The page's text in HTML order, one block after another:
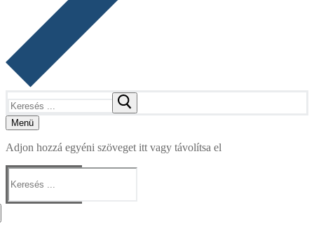
Menü
Adjon hozzá egyéni szöveget itt vagy távolítsa el
Keresése: